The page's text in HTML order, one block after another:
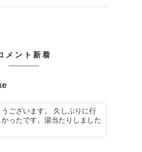
メント新着
ございます。 久しぶりに行
ったです。湯当たりしました